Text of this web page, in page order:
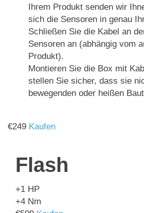
Ihrem Produkt senden wir
sich die Sensoren in genau
Schließen Sie die Kabel an
Sensoren an (abhängig vom
Produkt).
Montieren Sie die Box mit
stellen Sie sicher, dass sie
bewegenden oder heißen
€249 Kaufen
Flash
+1 HP
+4 Nm